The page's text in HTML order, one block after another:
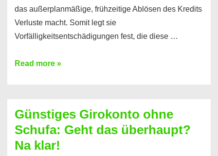
das außerplanmäßige, frühzeitige Ablösen des Kredits
Verluste macht. Somit legt sie
Vorfälligkeitsentschädigungen fest, die diese …
Kredit
dabei
profitieren
–
Read more »
Günstiges Girokonto ohne
Schufa: Geht das überhaupt?
Na klar!